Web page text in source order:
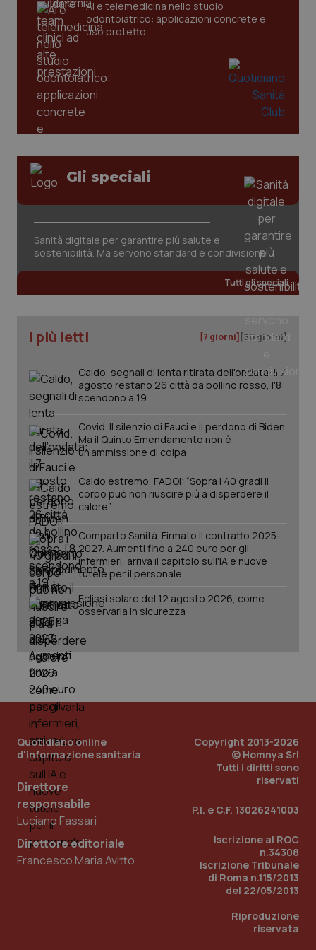
AI e telemedicina nello studio
odontoiatrico: applicazioni concrete e
uso protetto
Gli speciali
Sanità digitale per garantire più salute e
sostenibilità. Ma servono standard e condivisione
Tutti gli speciali
I più letti [7 giorni] [30 giorni]
Caldo, segnali di lenta ritirata dell'ondata: il 7
agosto restano 26 città da bollino rosso, l'8
scendono a 19
Covid. Il silenzio di Fauci e il perdono di Biden.
Ma il Quinto Emendamento non è
un’ammissione di colpa
Caldo estremo, FADOI: “Sopra i 40 gradi il
corpo può non riuscire più a disperdere il
calore”
Comparto Sanità. Firmato il contratto 2025-
2027. Aumenti fino a 240 euro per gli
infermieri, arriva il capitolo sull'IA e nuove
tutele per il personale
Eclissi solare del 12 agosto 2026, come
osservarla in sicurezza
Quotidiano online
d'informazione sanitaria
Direttore
responsabile
Luciano Fassari
Direttore editoriale
Francesco Maria Avitto
Copyright 2013-2026
© Homnya Srl
Tutti i diritti sono
riservati
P.I. e C.F. 13026241003
Iscrizione al ROC
n.34308
Iscrizione Tribunale
di Roma n.115/2013
del 22/05/2013
Riproduzione
riservata
tracking-sites-ironfish-
www.quotidianosanita.it
session-id
_ga
Google LLC
PHPSESSID
www.quotidianosanita.it